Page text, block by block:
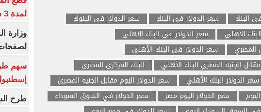
البنك سعر الدولار فى البنك
سعر الدولار فى البنوك
الاهلى
سعر الدولار فى البنك الاهلى
المصري
سعر الدولار في البنك الأهلي
الجنيه المصري البنك الأهلي
البنك المركزى المصرى
سعر الدولار البنك الأهلي
سعر الدولار اليوم مقابل الجنيه المصري
سعر الدولار اليوم مصر
سعر الدولار في السوق السوداء
لمدة 3 ساعات
وزارة
طرح السكر